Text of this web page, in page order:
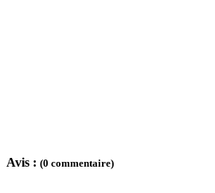
Avis : (0 commentaire)